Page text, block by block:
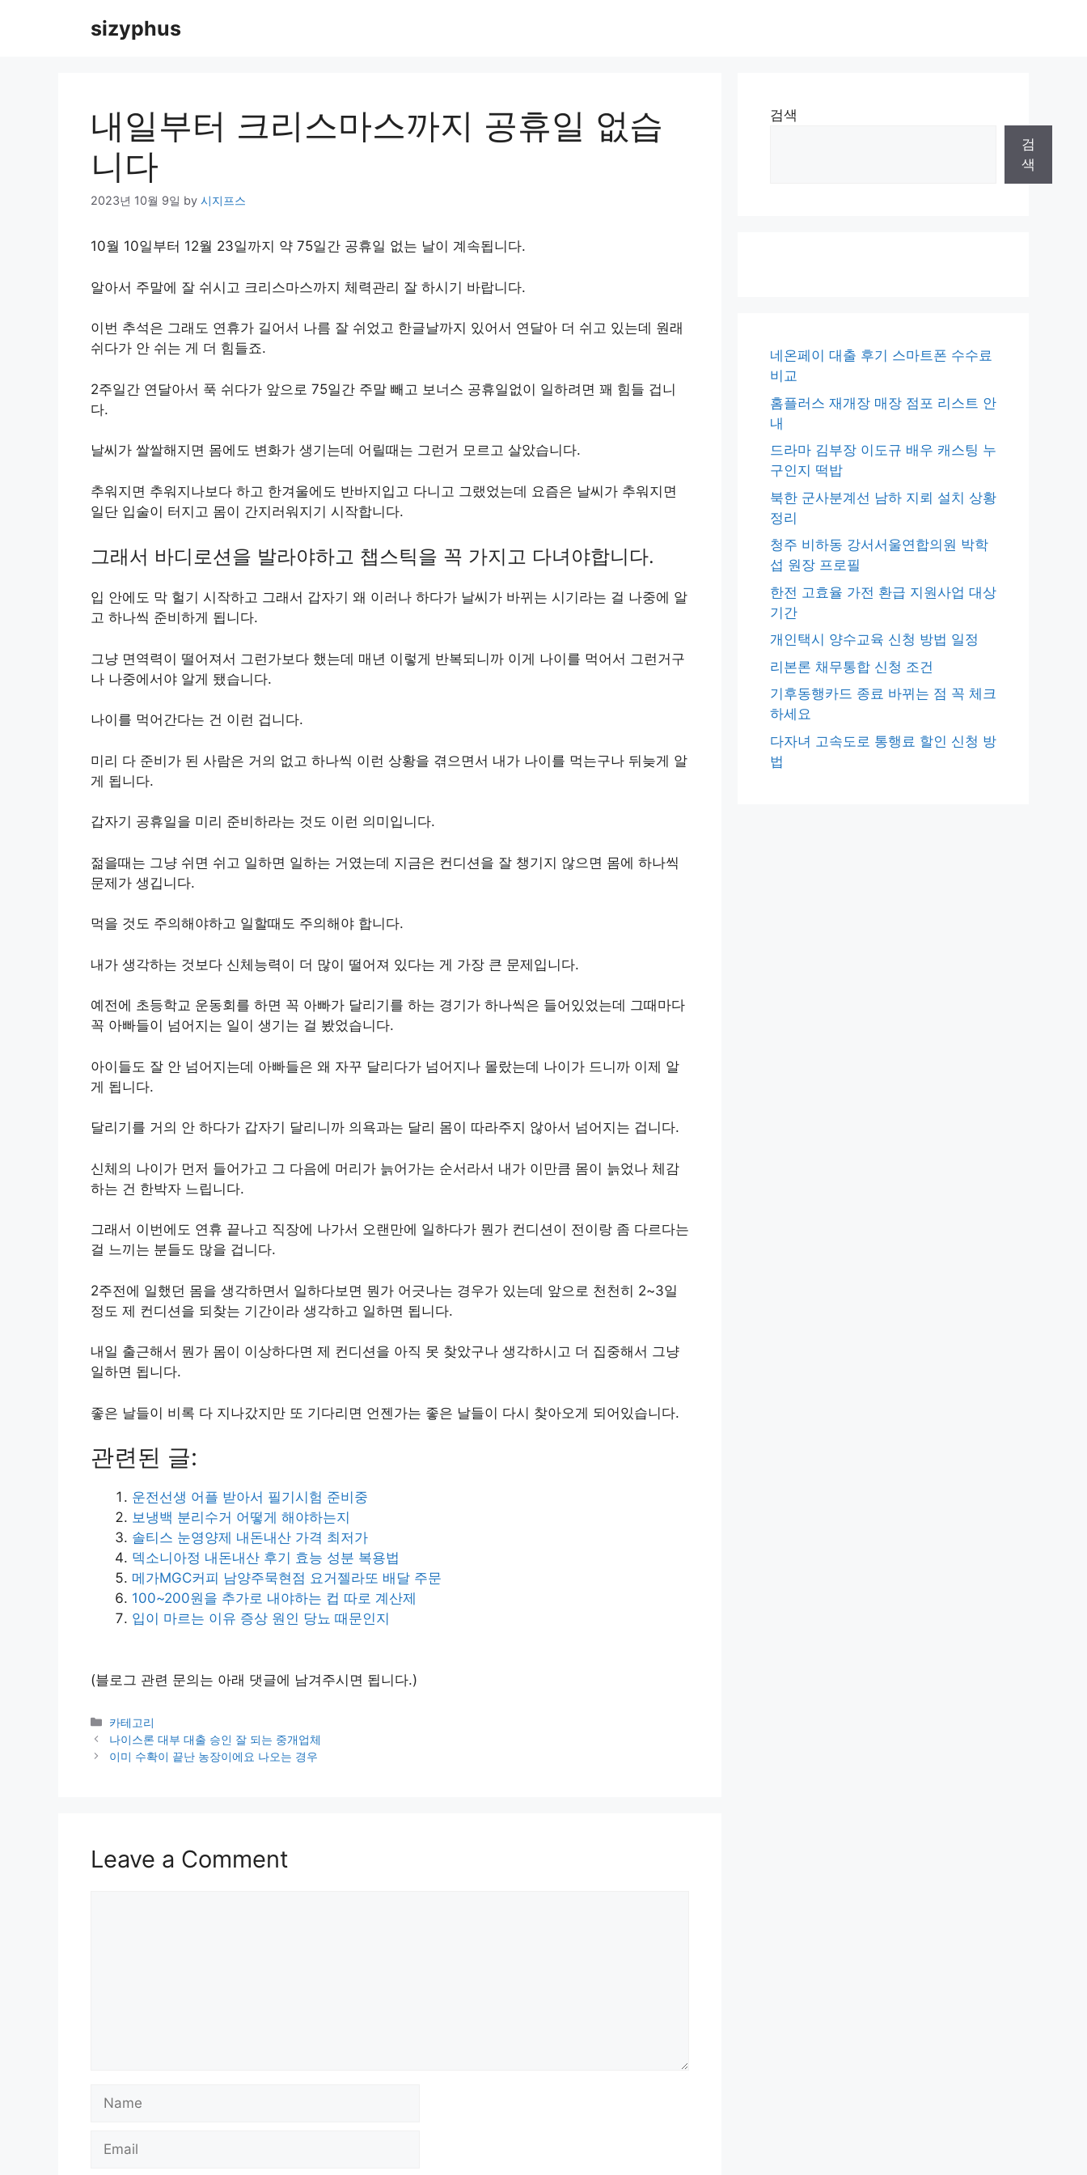
sizyphus
내일부터 크리스마스까지 공휴일 없습
니다
2023년 10월 9일 by 시지프스
10월 10일부터 12월 23일까지 약 75일간 공휴일 없는 날이 계속됩니다.
알아서 주말에 잘 쉬시고 크리스마스까지 체력관리 잘 하시기 바랍니다.
이번 추석은 그래도 연휴가 길어서 나름 잘 쉬었고 한글날까지 있어서 연달아 더 쉬고 있는데 원래
쉬다가 안 쉬는 게 더 힘들죠.
2주일간 연달아서 푹 쉬다가 앞으로 75일간 주말 빼고 보너스 공휴일없이 일하려면 꽤 힘들 겁니
다.
날씨가 쌀쌀해지면 몸에도 변화가 생기는데 어릴때는 그런거 모르고 살았습니다.
추워지면 추워지나보다 하고 한겨울에도 반바지입고 다니고 그랬었는데 요즘은 날씨가 추워지면
일단 입술이 터지고 몸이 간지러워지기 시작합니다.
그래서 바디로션을 발라야하고 챕스틱을 꼭 가지고 다녀야합니다.
입 안에도 막 헐기 시작하고 그래서 갑자기 왜 이러나 하다가 날씨가 바뀌는 시기라는 걸 나중에 알
고 하나씩 준비하게 됩니다.
그냥 면역력이 떨어져서 그런가보다 했는데 매년 이렇게 반복되니까 이게 나이를 먹어서 그런거구
나 나중에서야 알게 됐습니다.
나이를 먹어간다는 건 이런 겁니다.
미리 다 준비가 된 사람은 거의 없고 하나씩 이런 상황을 겪으면서 내가 나이를 먹는구나 뒤늦게 알
게 됩니다.
갑자기 공휴일을 미리 준비하라는 것도 이런 의미입니다.
젊을때는 그냥 쉬면 쉬고 일하면 일하는 거였는데 지금은 컨디션을 잘 챙기지 않으면 몸에 하나씩
문제가 생깁니다.
먹을 것도 주의해야하고 일할때도 주의해야 합니다.
내가 생각하는 것보다 신체능력이 더 많이 떨어져 있다는 게 가장 큰 문제입니다.
예전에 초등학교 운동회를 하면 꼭 아빠가 달리기를 하는 경기가 하나씩은 들어있었는데 그때마다
꼭 아빠들이 넘어지는 일이 생기는 걸 봤었습니다.
아이들도 잘 안 넘어지는데 아빠들은 왜 자꾸 달리다가 넘어지나 몰랐는데 나이가 드니까 이제 알
게 됩니다.
달리기를 거의 안 하다가 갑자기 달리니까 의욕과는 달리 몸이 따라주지 않아서 넘어지는 겁니다.
신체의 나이가 먼저 들어가고 그 다음에 머리가 늙어가는 순서라서 내가 이만큼 몸이 늙었나 체감
하는 건 한박자 느립니다.
그래서 이번에도 연휴 끝나고 직장에 나가서 오랜만에 일하다가 뭔가 컨디션이 전이랑 좀 다르다는
걸 느끼는 분들도 많을 겁니다.
2주전에 일했던 몸을 생각하면서 일하다보면 뭔가 어긋나는 경우가 있는데 앞으로 천천히 2~3일
정도 제 컨디션을 되찾는 기간이라 생각하고 일하면 됩니다.
내일 출근해서 뭔가 몸이 이상하다면 제 컨디션을 아직 못 찾았구나 생각하시고 더 집중해서 그냥
일하면 됩니다.
좋은 날들이 비록 다 지나갔지만 또 기다리면 언젠가는 좋은 날들이 다시 찾아오게 되어있습니다.
관련된 글:
운전선생 어플 받아서 필기시험 준비중
보냉백 분리수거 어떻게 해야하는지
솔티스 눈영양제 내돈내산 가격 최저가
덱소니아정 내돈내산 후기 효능 성분 복용법
메가MGC커피 남양주묵현점 요거젤라또 배달 주문
100~200원을 추가로 내야하는 컵 따로 계산제
입이 마르는 이유 증상 원인 당뇨 때문인지
(블로그 관련 문의는 아래 댓글에 남겨주시면 됩니다.)
Categories
카테고리
나이스론 대부 대출 승인 잘 되는 중개업체
이미 수확이 끝난 농장이에요 나오는 경우
Leave a Comment
검색
검
색
네온페이 대출 후기 스마트폰 수수료
비교
홈플러스 재개장 매장 점포 리스트 안
내
드라마 김부장 이도규 배우 캐스팅 누
구인지 떡밥
북한 군사분계선 남하 지뢰 설치 상황
정리
청주 비하동 강서서울연합의원 박학
섭 원장 프로필
한전 고효율 가전 환급 지원사업 대상
기간
개인택시 양수교육 신청 방법 일정
리본론 채무통합 신청 조건
기후동행카드 종료 바뀌는 점 꼭 체크
하세요
다자녀 고속도로 통행료 할인 신청 방
법